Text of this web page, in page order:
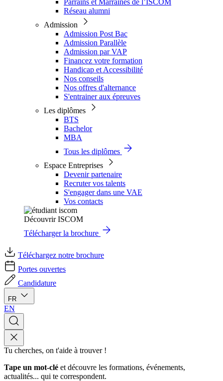
Parrains et Marraines de l’ISCOM
Réseau alumni
Admission
Admission Post Bac
Admission Parallèle
Admission par VAP
Financez votre formation
Handicap et Accessibilité
Nos conseils
Nos offres d'alternance
S'entrainer aux épreuves
Les diplômes
BTS
Bachelor
MBA
Tous les diplômes
Espace Entreprises
Devenir partenaire
Recruter vos talents
S'engager dans une VAE
Vos contacts
Découvrir ISCOM
Télécharger la brochure
Téléchargez notre brochure
Portes ouvertes
Candidature
FR
EN
Tu cherches, on t'aide à trouver !
Tape un mot-clé et découvre les formations, événements,
actualités... qui te correspondent.